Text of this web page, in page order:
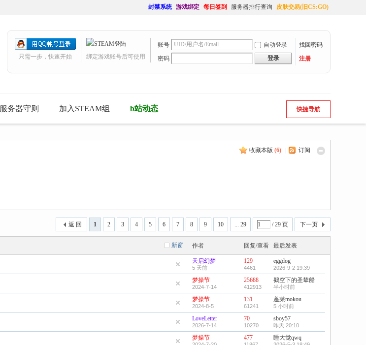
封禁系统 游戏绑定 每日签到 服务器排行查询 皮肤交易(旧CS:GO)
账号 自动登录
找回密码
密码
登录 注册
绑定游戏账号后可使用
只需一步，快速开始
快捷导航
服务器守则 加入STEAM组 b站动态
收藏本版 (6) 订阅
1 2 3 4 5 6 7 8 9 10 ... 29 / 29 页 下一页
返 回
新窗 作者 回复/查看 最后发表
天启幻梦
5 天前
129
4461
eggdog
2026-9-2 19:39
梦操节
2024-7-14
25688
412913
鵺空下的圣辇船
半小时前
梦操节
2024-8-5
131
61241
蓬莱mokou
5 小时前
LoveLetter
2026-7-14
70
10270
sboy57
昨天 20:10
梦操节 477 睡大觉qwq